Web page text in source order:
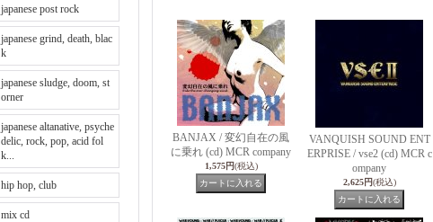
japanese post rock
japanese grind, death, blac
k
japanese sludge, doom, st
orner
japanese altanative, psyche
delic, rock, pop, acid fol
k...
hip hop, club
mix cd
BANJAX / 変幻自在の風
に乗れ (cd) MCR company
1,575円(税込)
VANQUISH SOUND ENT
ERPRISE / vse2 (cd) MCR c
ompany
2,625円(税込)